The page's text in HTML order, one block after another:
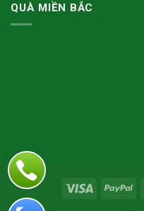
QUÀ MIỀN BẮC